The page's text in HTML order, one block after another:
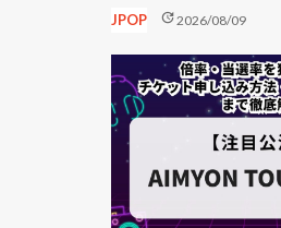
JPOP update2026/08/09